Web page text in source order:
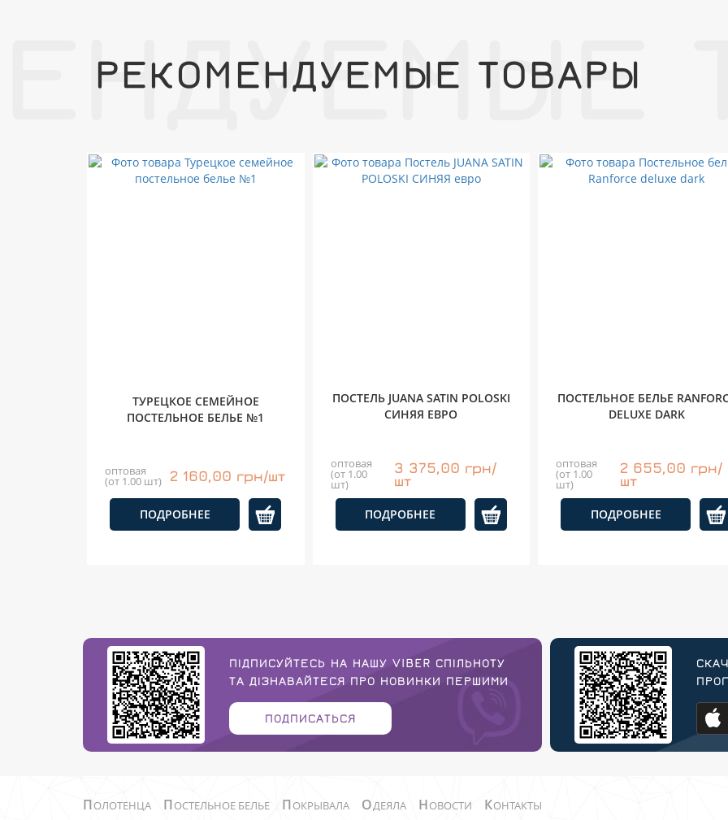
РЕКОМЕНДУЕМЫЕ ТОВАРЫ
ТУРЕЦКОЕ СЕМЕЙНОЕ
ПОСТЕЛЬНОЕ БЕЛЬЕ №1
оптовая
(от 1.00 шт) 2 160,00 грн/шт
ПОДРОБНЕЕ
ПОСТЕЛЬ JUANA SATIN POLOSKI
СИНЯЯ ЕВРО
оптовая
(от 1.00
шт)
3 375,00 грн/
шт
ПОДРОБНЕЕ
ПОСТЕЛЬНОЕ БЕЛЬЕ
DELUXE DARK
оптовая
(от 1.00
шт)
2 655,00 грн/
шт
ПОДРОБНЕЕ
ПІДПИСУЙТЕСЬ НА НАШУ VIBER СПІЛЬНОТУ
ТА ДІЗНАВАЙТЕСЯ ПРО НОВИНКИ ПЕРШИМИ
ПОДПИСАТЬСЯ
ПОЛОТЕНЦА ПОСТЕЛЬНОЕ БЕЛЬЕ ПОКРЫВАЛА ОДЕЯЛА НОВОСТИ КОНТАКТЫ